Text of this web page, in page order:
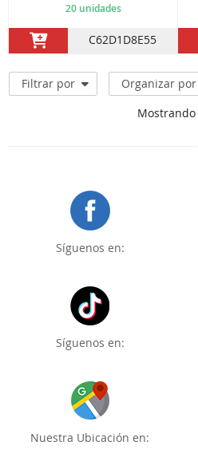
20 unidades
C62D1D8E55
Filtrar por Organizar por
Mostrando
Síguenos en:
Síguenos en:
Nuestra Ubicación en: